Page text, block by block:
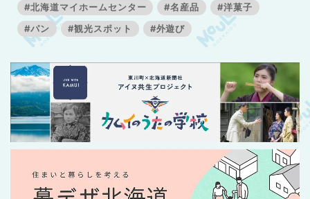
#北海道マイホームセンター
#名産品
#洋菓子
#パン
#観光スポット #外遊び